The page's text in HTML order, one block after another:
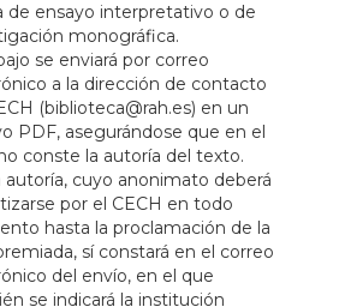
de ensayo interpretativo o de
monográfica.
se enviará por correo
a la dirección de contacto
(biblioteca@rah.es) en un
PDF, asegurándose que en el
conste la autoría del texto.
autoría, cuyo anonimato deberá
por el CECH en todo
hasta la proclamación de la
sí constará en el correo
del envío, en el que
se indicará la institución